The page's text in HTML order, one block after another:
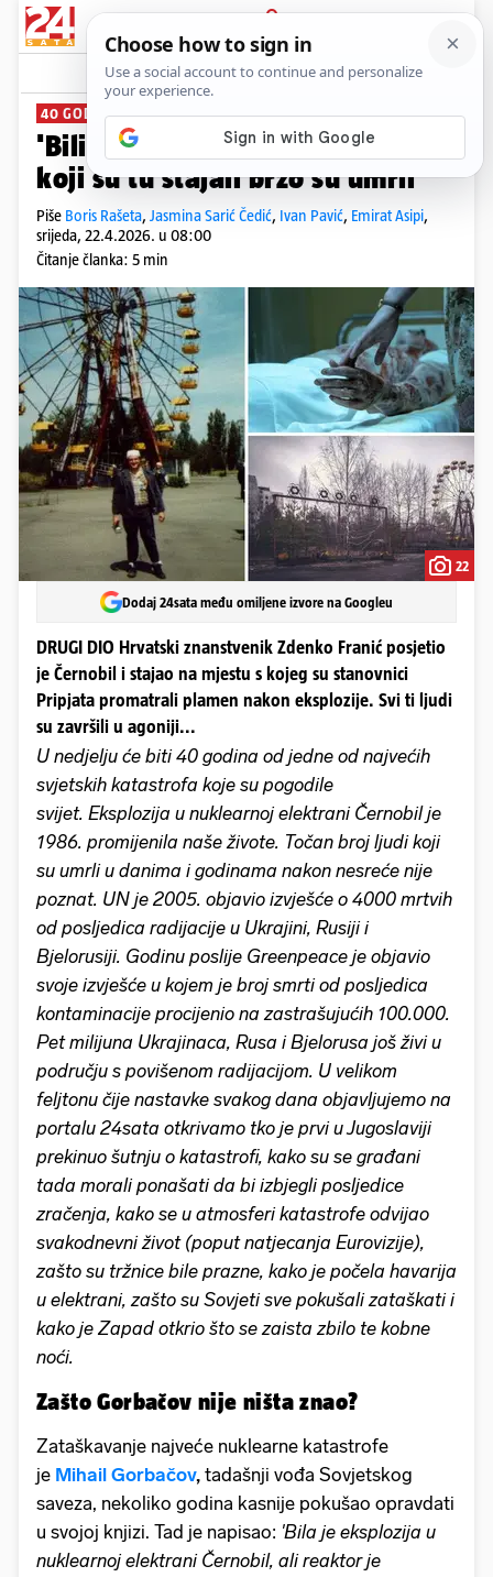
PRIJAVA
News Komentari
40 GODINA OD ČERNOBILA
'Bili smo na mostu smrti, a oni
koji su tu stajali brzo su umrli'
Piše Boris Rašeta, Jasmina Sarić Čedić, Ivan Pavić, Emirat Asipi,
srijeda, 22.4.2026. u 08:00
Čitanje članka: 5 min
22
Dodaj 24sata među omiljene izvore na Googleu
DRUGI DIO Hrvatski znanstvenik Zdenko Franić posjetio
je Černobil i stajao na mjestu s kojeg su stanovnici
Pripjata promatrali plamen nakon eksplozije. Svi ti ljudi
su završili u agoniji...
U nedjelju će biti 40 godina od jedne od najvećih
svjetskih katastrofa koje su pogodile
svijet. Eksplozija u nuklearnoj elektrani Černobil je
1986. promijenila naše živote. Točan broj ljudi koji
su umrli u danima i godinama nakon nesreće nije
poznat. UN je 2005. objavio izvješće o 4000 mrtvih
od posljedica radijacije u Ukrajini, Rusiji i
Bjelorusiji. Godinu poslije Greenpeace je objavio
svoje izvješće u kojem je broj smrti od posljedica
kontaminacije procijenio na zastrašujućih 100.000.
Pet milijuna Ukrajinaca, Rusa i Bjelorusa još živi u
području s povišenom radijacijom. U velikom
feljtonu čije nastavke svakog dana objavljujemo na
portalu 24sata otkrivamo tko je prvi u Jugoslaviji
prekinuo šutnju o katastrofi, kako su se građani
tada morali ponašati da bi izbjegli posljedice
zračenja, kako se u atmosferi katastrofe odvijao
svakodnevni život (poput natjecanja Eurovizije),
zašto su tržnice bile prazne, kako je počela havarija
u elektrani, zašto su Sovjeti sve pokušali zataškati i
kako je Zapad otkrio što se zaista zbilo te kobne
noći.
Zašto Gorbačov nije ništa znao?
Zataškavanje najveće nuklearne katastrofe
je Mihail Gorbačov, tadašnji vođa Sovjetskog
saveza, nekoliko godina kasnije pokušao opravdati
u svojoj knjizi. Tad je napisao: 'Bila je eksplozija u
nuklearnoj elektrani Černobil, ali reaktor je